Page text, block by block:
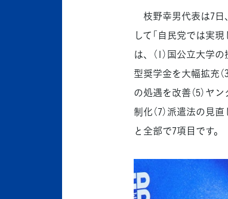
枝野幸男代表は7日
して「自民党では実
は、（1）国公立大学
型奨学金を大幅拡充
の処遇を改善（5）ヤ
制化（7）派遣法の
と全部で7項目です。